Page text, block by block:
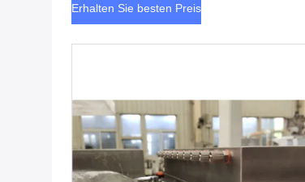
Erhalten Sie besten Preis